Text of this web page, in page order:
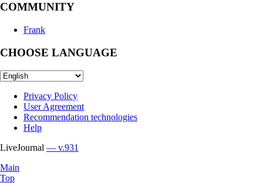
COMMUNITY
Frank
CHOOSE LANGUAGE
Privacy Policy
User Agreement
Recommendation technologies
Help
LiveJournal — v.931
Main
Top